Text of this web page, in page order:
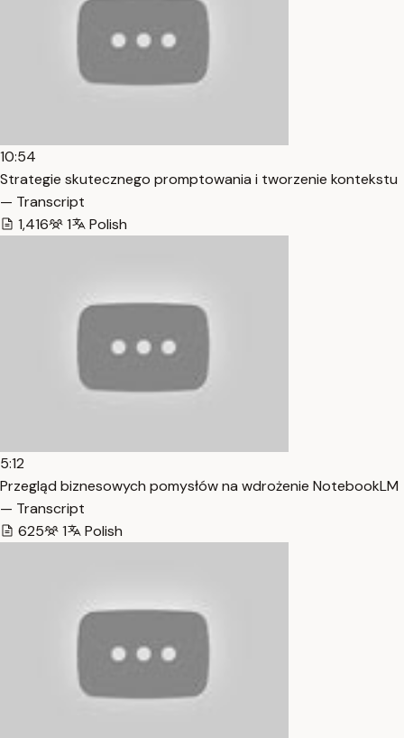
10:54
Strategie skutecznego promptowania i tworzenie kontekstu
— Transcript
1,416
1 Polish
5:12
Przegląd biznesowych pomysłów na wdrożenie NotebookLM
— Transcript
625
1 Polish